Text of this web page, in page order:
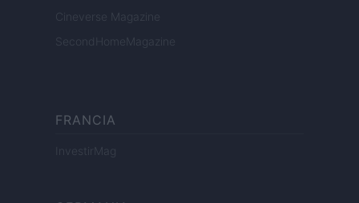
Cineverse Magazine
SecondHomeMagazine
FRANCIA
InvestirMag